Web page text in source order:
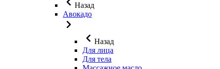
Назад
Авокадо
Назад
Для лица
Для тела